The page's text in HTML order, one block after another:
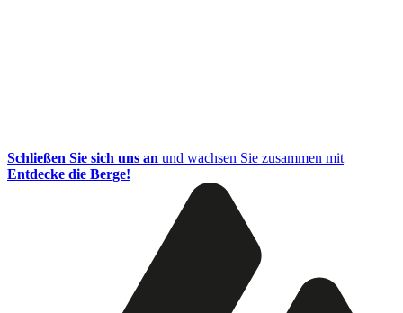
Schließen Sie sich uns an und wachsen Sie zusammen mit
Entdecke die Berge!